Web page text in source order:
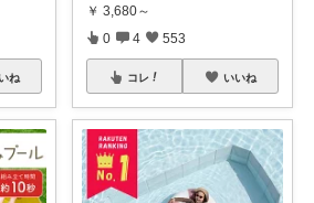
ね
￥ 3,680～
0 4 553
コレ いいね